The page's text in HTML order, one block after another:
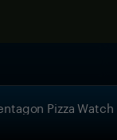
Pizza Watch